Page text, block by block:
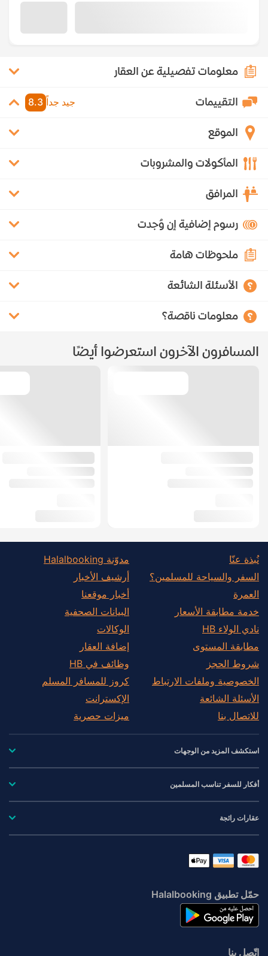
معلومات تفصيلية عن العقار
التقييمات جيد جداً 8.3
الموقع
المأكولات والمشروبات
المرافق
رسوم إضافية إن وُجدت
ملحوظات هامة
الأسئلة الشائعة
معلومات ناقصة؟
المسافرون الآخرون استعرضوا أيضًا
نُبذة عنّا
السفر والسياحة للمسلمين؟
العمرة
خدمة مطابقة الأسعار
نادي الولاء HB
مطابقة المستوى
شروط الحجز
الخصوصية وملفات الارتباط
الأسئلة الشائعة
للاتصال بنا
مدوّنة Halalbooking
أرشيف الأخبار
أخبار موقعنا
البيانات الصحفية
الوكالات
إضافة العقار
وظائف في HB
كروز للمسافر المسلم
الإكسترانت
ميزات حصرية
استكشف المزيد من الوجهات
أفكار للسفر تناسب المسلمين
عقارات رائجة
حمّل تطبيق Halalbooking
اتّصِل بنا